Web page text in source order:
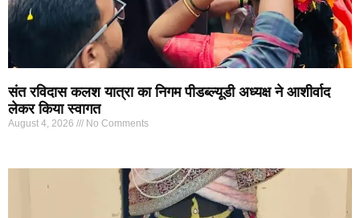
संत रविदास कलश यात्रा का निगम पीडब्ल्यूडी अध्यक्ष ने आशीर्वाद
लेकर किया स्वागत
August 4, 2026 No Comments